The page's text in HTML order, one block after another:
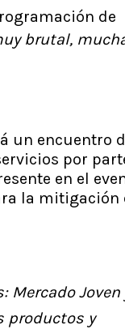
de
brutal,
un encuentro
por
en el
la mitigación
Mercado Joven
productos y